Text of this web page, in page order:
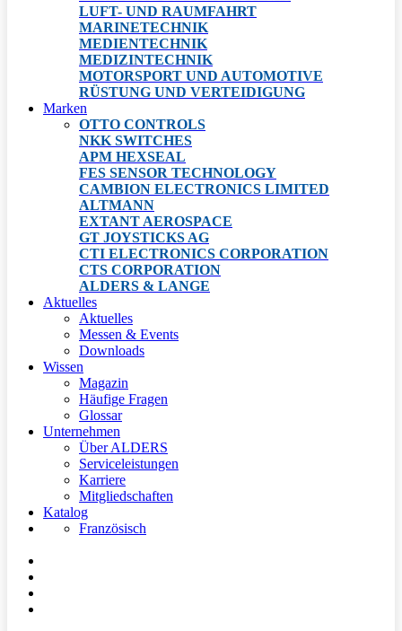
LUFT- UND RAUMFAHRT
MARINETECHNIK
MEDIENTECHNIK
MEDIZINTECHNIK
MOTORSPORT UND AUTOMOTIVE
RÜSTUNG UND VERTEIDIGUNG
Marken
OTTO CONTROLS
NKK SWITCHES
APM HEXSEAL
FES SENSOR TECHNOLOGY
CAMBION ELECTRONICS LIMITED
ALTMANN
EXTANT AEROSPACE
GT JOYSTICKS AG
CTI ELECTRONICS CORPORATION
CTS CORPORATION
ALDERS & LANGE
Aktuelles
Aktuelles
Messen & Events
Downloads
Wissen
Magazin
Häufige Fragen
Glossar
Unternehmen
Über ALDERS
Serviceleistungen
Karriere
Mitgliedschaften
Katalog
Französisch